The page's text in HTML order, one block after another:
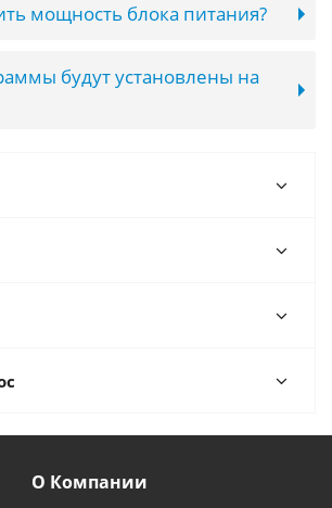
мощность блока питания?
будут установлены на
О Компании